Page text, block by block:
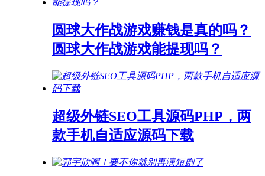
圆球大作战游戏赚钱是真的吗？
圆球大作战游戏能提现吗？
超级外链SEO工具源码PHP，两
款手机自适应源码下载